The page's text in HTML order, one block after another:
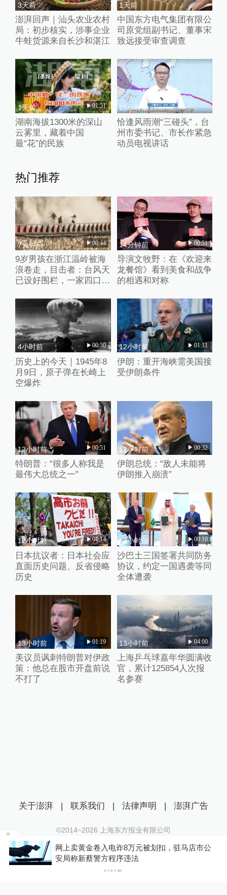
3天前
澎湃回声｜汕头农业农村
局：初步核实，涉事企业
牛蛙货源来自长沙和湛江
1天前
中国东方电气集团有限公
司原党组副书记、董事宋
致远接受审查调查
1天前 01:51
湖南海拔1300米的深山
云雾里，藏着中国
最“花”的民族
15小时前
恰逢风雨潮“三碰头”，台
州市委书记、市长作紧急
动员电视讲话
热门推荐
7分钟前 00:44
9岁男孩在浙江温岭被海
浪卷走，目击者：台风天
已设好围栏，一家四口翻
14分钟前 00:51
导演文牧野：在《欢迎来
龙餐馆》看到美食和战争
的相遇和对称
4小时前 00:50
历史上的今天｜1945年8
月9日，原子弹在长崎上
空爆炸
12小时前 01:11
伊朗：重开海峡需美国接
受伊朗条件
12小时前 00:51
特朗普：“很多人称我是
最伟大总统之一”
12小时前 00:32
伊朗总统：“敌人未能将
伊朗推入崩溃”
12小时前 01:14
日本抗议者：日本社会应
直面历史问题、反省侵略
历史
13小时前 00:10
沙巴土三国签署共同防务
协议，约定一国遇袭等同
全体遭袭
13小时前 01:19
美议员讽刺特朗普对伊政
策：他总在股市开盘前说
不打了
13小时前 04:00
上海乒乓球嘉年华圆满收
官，累计125854人次报
名参赛
网上卖黄金卷入电诈8万元被划扣，驻马店市公
安局称新蔡警方程序违法
关于澎湃 | 联系我们 | 法律声明 | 澎湃广告
©2014~2026 上海东方报业有限公司
沪ICP证：沪B2-20170116 | 沪ICP备14003370号
互联网新闻信息服务许可证：31120170006
沪公网安备 31010602000299号